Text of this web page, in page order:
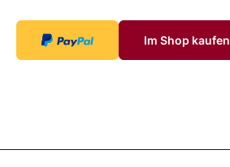
Im Shop kaufen